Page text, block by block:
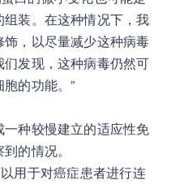
装。在这种情况下，我
，以尽量减少这种病毒
发现，这种病毒仍然可
胞的功能。”
种较慢建立的适应性免
的情况。
用于对癌症患者进行连